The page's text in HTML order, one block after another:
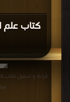
كتاب